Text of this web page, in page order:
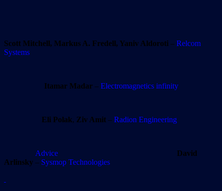
Scott Mitchell, Markus A. Fredell, Yaniv Aldoroti – Relcom
Systems
Itamar Madar– Electromagnetics infinity
Eli Polak, Ziv Amit– Radion Engineering
Advice
David
Arlinsky – Sysmop Technologies